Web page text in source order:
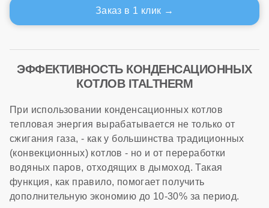
Заказ в 1 клик
ЭФФЕКТИВНОСТЬ КОНДЕНСАЦИОННЫХ
КОТЛОВ ITALTHERM
При использовании конденсационных котлов
тепловая энергия вырабатывается не только от
сжигания газа, - как у большинства традиционных
(конвекционных) котлов - но и от переработки
водяных паров, отходящих в дымоход. Такая
функция, как правило, помогает получить
дополнительную экономию до 10-30% за период.